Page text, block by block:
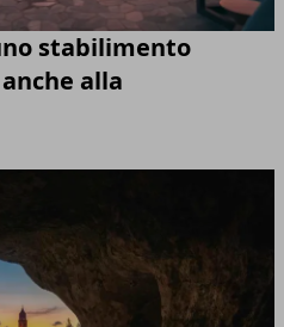
stabilimento
alla